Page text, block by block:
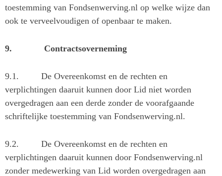
toestemming van Fondsenwerving.nl op welke wijze dan
ook te verveelvoudigen of openbaar te maken.
9. Contractsoverneming
9.1. De Overeenkomst en de rechten en
verplichtingen daaruit kunnen door Lid niet worden
overgedragen aan een derde zonder de voorafgaande
schriftelijke toestemming van Fondsenwerving.nl.
9.2. De Overeenkomst en de rechten en
verplichtingen daaruit kunnen door Fondsenwerving.nl
zonder medewerking van Lid worden overgedragen aan